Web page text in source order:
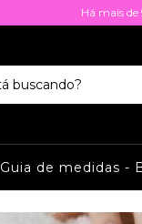
Há mais
Guia de medidas -